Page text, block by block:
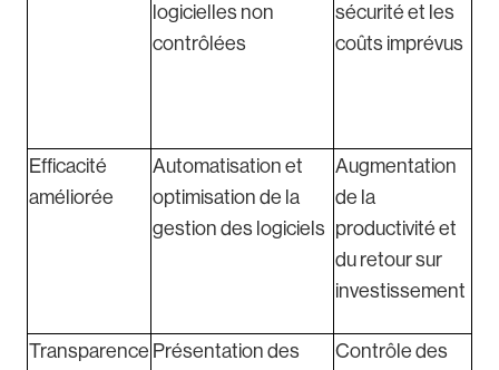
logicielles non
contrôlées
sécurité et les
coûts imprévus
Efficacité
améliorée
Automatisation et
optimisation de la
gestion des logiciels
Augmentation
de la
productivité et
du retour sur
investissement
Transparence Présentation des
Contrôle des